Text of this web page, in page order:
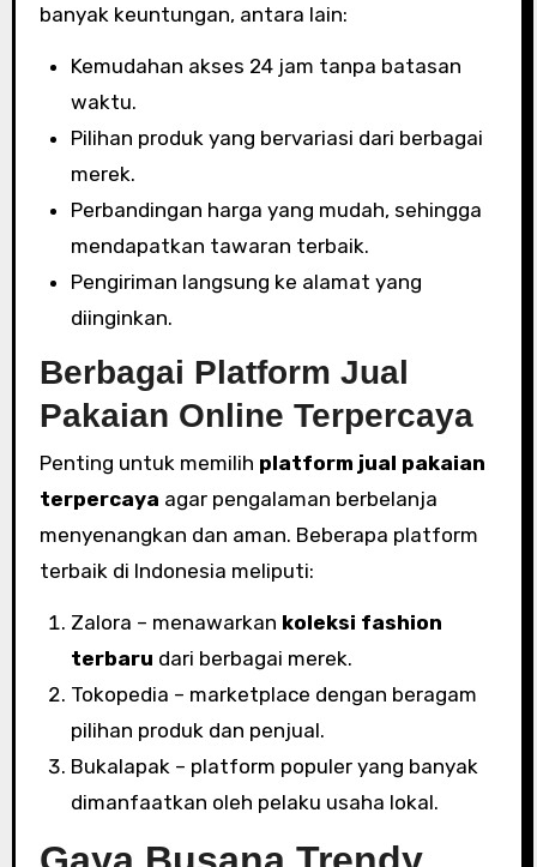
banyak keuntungan, antara lain:
Kemudahan akses 24 jam tanpa batasan
waktu.
Pilihan produk yang bervariasi dari berbagai
merek.
Perbandingan harga yang mudah, sehingga
mendapatkan tawaran terbaik.
Pengiriman langsung ke alamat yang
diinginkan.
Berbagai Platform Jual
Pakaian Online Terpercaya
Penting untuk memilih platform jual pakaian
terpercaya agar pengalaman berbelanja
menyenangkan dan aman. Beberapa platform
terbaik di Indonesia meliputi:
Zalora – menawarkan koleksi fashion
terbaru dari berbagai merek.
Tokopedia – marketplace dengan beragam
pilihan produk dan penjual.
Bukalapak – platform populer yang banyak
dimanfaatkan oleh pelaku usaha lokal.